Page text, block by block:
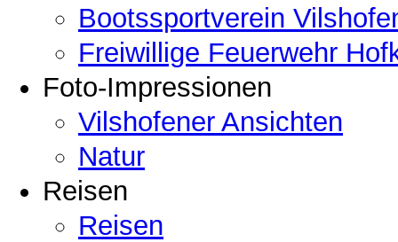
Bootssportverein
Freiwillige Feuerwehr
Foto-Impressionen
Vilshofener Ansichten
Natur
Reisen
Reisen